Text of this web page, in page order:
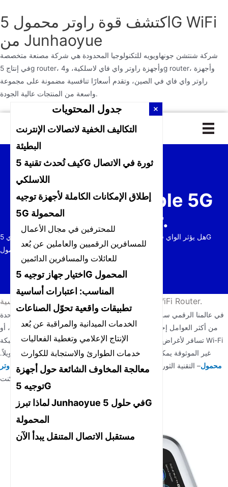
اكتشف قوة راوتر محمول 5G WiFi
من Junhaoyue
شركة شنتشن جونهاويويه للتكنولوجيا المحدودة هي شركة مصنعة متخصصة
في إنتاج 5g router، وأجهزة راوتر واي فاي لاسلكية، و4g router، وأجهزة
راوتر واي فاي في الصين، وتقدم أسعارًا تنافسية مضمونة على مجموعة
واسعة من المنتجات عالية الجودة.
المحتوى
اكتشف قوة Portable 5G
WiFi Router.
هل يؤثر الواي فاي البطيء على إنتاجيتك؟ اكتشف قوة راوتر واي فاي 5G
الرئيسية / الأخبار اكتشف قوة Portable 5G WiFi Router.
جدول المحتويات
التكاليف الخفية لاتصالات الإنترنت
البطيئة
كيف تُحدث تقنية 5G ثورة في الاتصال
اللاسلكي
إطلاق الإمكانات الكاملة لأجهزة توجيه
5G المحمولة
للمحترفين في مجال الأعمال
للمسافرين الرقميين والعاملين عن بُعد
للعائلات والمسافرين الدائمين
اختيار جهاز توجيه 5G المحمول
المناسب: اعتبارات أساسية
تطبيقات واقعية تحوّل الصناعات
الخدمات الميدانية والمراقبة عن بُعد
الإنتاج الإعلامي وتغطية الفعاليات
خدمات الطوارئ والاستجابة للكوارث
معالجة المخاوف الشائعة حول أجهزة
توجيه 5G
لماذا تبرز Junhaoyue في حلول 5G
المحمولة
مستقبل الاتصال المتنقل يبدأ الآن
في عالمنا الرقمي سريع الإيقاع اليوم، أصبحت اتصالات الإنترنت البطيئة واحدة
من أكثر العوامل إحباطًا التي تقتل الإنتاجية. سواء كنت تعمل من المنزل، أو
تسافر لأغراض العمل، أو تحاول فقط بث برنامجك المفضل، فإن شبكة Wi-Fi
غير الموثوقة يمكن أن تحول المهام البسيطة إلى عناء يستغرق وقتًا طويلاً.
الحل؟ جهاز
راوتر WiFi 5G محمول– التقنية الثورية التي توفر سرعات إنترنت